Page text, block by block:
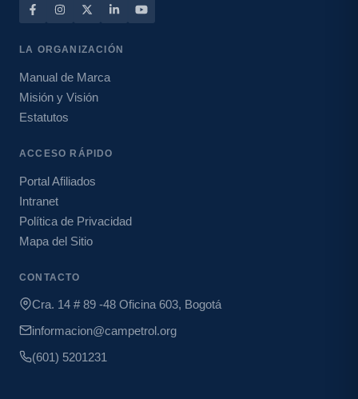
LA ORGANIZACIÓN
Manual de Marca
Misión y Visión
Estatutos
ACCESO RÁPIDO
Portal Afiliados
Intranet
Política de Privacidad
Mapa del Sitio
CONTACTO
Cra. 14 # 89 -48 Oficina 603, Bogotá
informacion@campetrol.org
(601) 5201231